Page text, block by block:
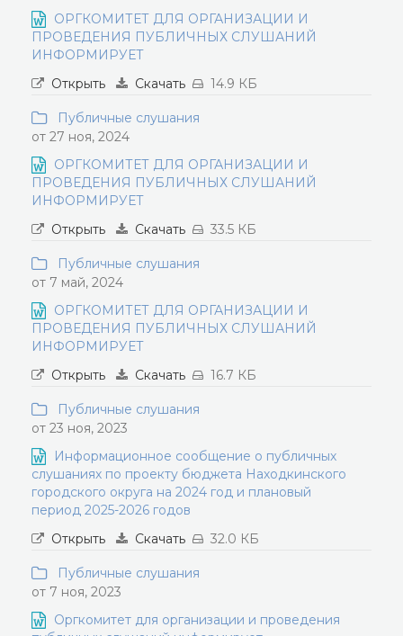
ОРГКОМИТЕТ ДЛЯ ОРГАНИЗАЦИИ И
ПРОВЕДЕНИЯ ПУБЛИЧНЫХ СЛУШАНИЙ
ИНФОРМИРУЕТ
Открыть
Скачать 14.9 КБ
Публичные слушания
от 27 ноя, 2024
ОРГКОМИТЕТ ДЛЯ ОРГАНИЗАЦИИ И
ПРОВЕДЕНИЯ ПУБЛИЧНЫХ СЛУШАНИЙ
ИНФОРМИРУЕТ
Открыть
Скачать 33.5 КБ
Публичные слушания
от 7 май, 2024
ОРГКОМИТЕТ ДЛЯ ОРГАНИЗАЦИИ И
ПРОВЕДЕНИЯ ПУБЛИЧНЫХ СЛУШАНИЙ
ИНФОРМИРУЕТ
Открыть
Скачать 16.7 КБ
Публичные слушания
от 23 ноя, 2023
Информационное сообщение о публичных
слушаниях по проекту бюджета Находкинского
городского округа на 2024 год и плановый
период 2025-2026 годов
Открыть
Скачать 32.0 КБ
Публичные слушания
от 7 ноя, 2023
Оргкомитет для организации и проведения